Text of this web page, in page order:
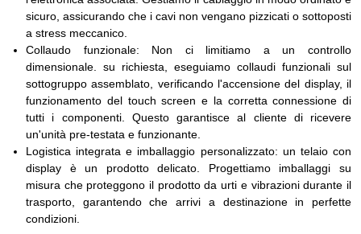
sicuro, assicurando che i cavi non vengano pizzicati o sottoposti
a stress meccanico.
Collaudo funzionale: Non ci limitiamo a un controllo
dimensionale. su richiesta, eseguiamo collaudi funzionali sul
sottogruppo assemblato, verificando l'accensione del display, il
funzionamento del touch screen e la corretta connessione di
tutti i componenti. Questo garantisce al cliente di ricevere
un'unità pre-testata e funzionante.
Logistica integrata e imballaggio personalizzato: un telaio con
display è un prodotto delicato. Progettiamo imballaggi su
misura che proteggono il prodotto da urti e vibrazioni durante il
trasporto, garantendo che arrivi a destinazione in perfette
condizioni.